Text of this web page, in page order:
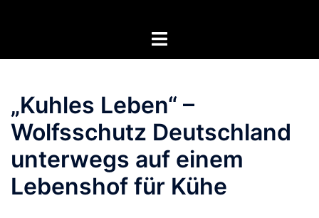
Menü
„Kuhles Leben“ –
Wolfsschutz Deutschland
unterwegs auf einem
Lebenshof für Kühe